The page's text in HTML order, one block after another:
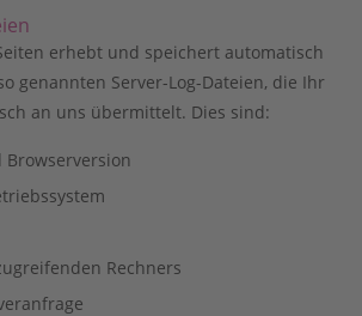
erhebt und speichert automatisch
genannten Server-Log-Dateien, die Ihr
an uns übermittelt. Dies sind:
Rechners